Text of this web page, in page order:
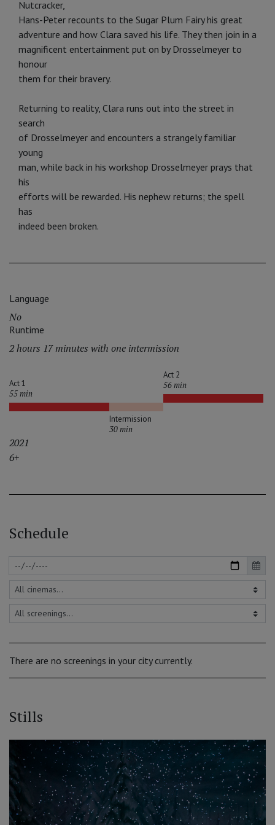
Nutcracker,
Hans-Peter recounts to the Sugar Plum Fairy his great
adventure and how Clara saved his life. They then join in a
magnificent entertainment put on by Drosselmeyer to
honour
them for their bravery.
Returning to reality, Clara runs out into the street in
search
of Drosselmeyer and encounters a strangely familiar
young
man, while back in his workshop Drosselmeyer prays that
his
efforts will be rewarded. His nephew returns; the spell
has
indeed been broken.
Language
No
Runtime
2 hours 17 minutes with one intermission
Act 1
55 min
Intermission
30 min
Act 2
56 min
2021
6+
Schedule
There are no screenings in your city currently.
Stills